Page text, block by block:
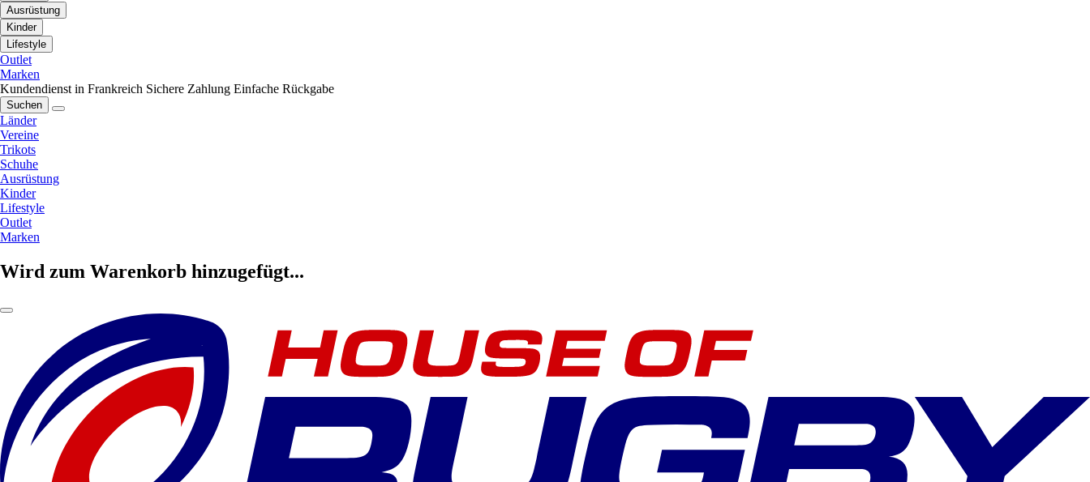
Ausrüstung
Kinder
Lifestyle
Outlet
Marken
Kundendienst in Frankreich Sichere Zahlung Einfache Rückgabe
Suchen
Länder
Vereine
Trikots
Schuhe
Ausrüstung
Kinder
Lifestyle
Outlet
Marken
Wird zum Warenkorb hinzugefügt...